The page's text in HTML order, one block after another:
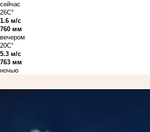
сейчас
26C°
1.6 м/с
760 мм
вечером
20C°
5.3 м/с
763 мм
ночью